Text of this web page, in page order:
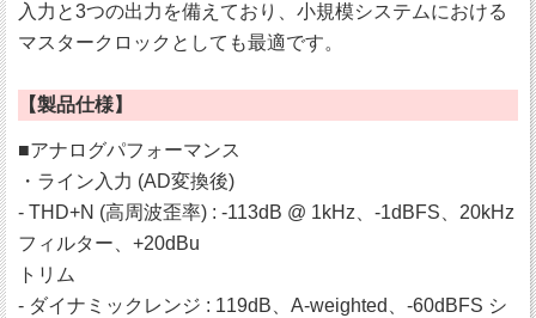
入力と3つの出力を備えており、小規模システムにおける
マスタークロックとしても最適です。
【製品仕様】
■アナログパフォーマンス
・ライン入力 (AD変換後)
- THD+N (高周波歪率) : ‐113dB @ 1kHz、‐1dBFS、20kHz
フィルター、+20dBu
トリム
- ダイナミックレンジ : 119dB、A‐weighted、‐60dBFS シ